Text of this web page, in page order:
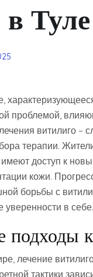
Туле
проблемой,
витилиго –
терапии.
доступ к
кожи.
борьбы с
в себе.
подходы
лечение
тактики